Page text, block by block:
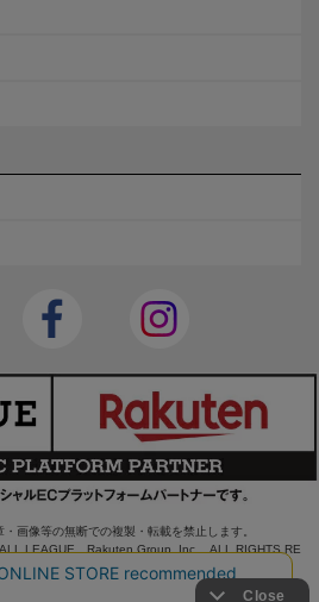
画像等の無断での複製・転載を禁止します。
LEAGUE Rakuten Group, Inc. ALL RIGHTS RE
SERVED.